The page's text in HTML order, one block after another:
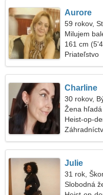
Aurore
59 rokov,
Milujem
161 cm
Priateľstvo
Charline
30 rokov,
Žena
Heist-op-
Julie
31 rok,
Slobodná